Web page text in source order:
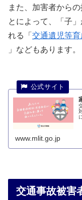
また、加害者から
とによって、「子
れる「 交通遺児等
」などもあります。
www.mlit.go.jp
交通事故被害